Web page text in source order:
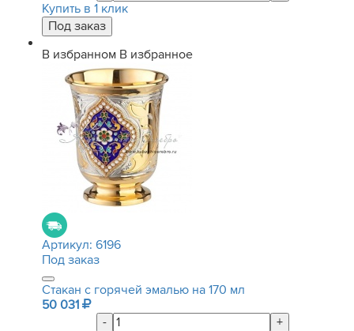
Купить в 1 клик
В избранном В избранное
Артикул: 6196
Под заказ
Стакан с горячей эмалью на 170 мл
50 031
-
+